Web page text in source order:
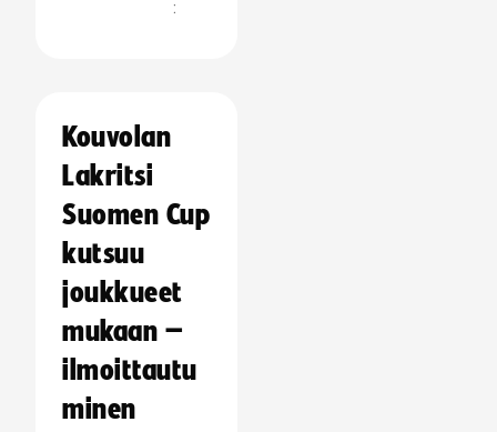
:
Kouvolan
Lakritsi
Suomen Cup
kutsuu
joukkueet
mukaan –
ilmoittautu
minen